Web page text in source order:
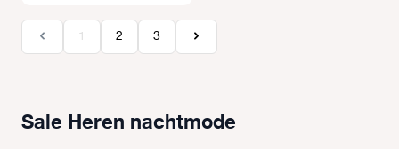
Pagina
1 Pagina
2 Pagina
3
Sale Heren nachtmode